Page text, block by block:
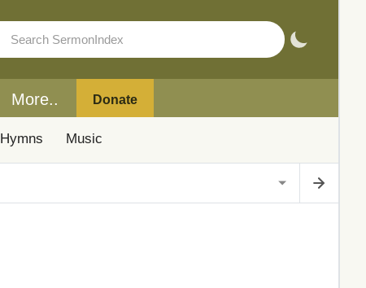
More.. Donate
Hymns Music